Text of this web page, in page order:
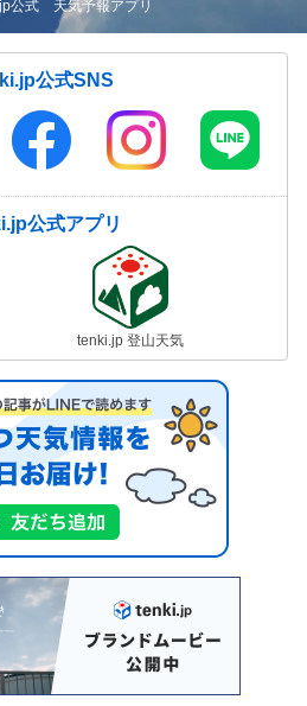
公式 天気予報アプリ
公式SNS
公式アプリ
tenki.jp 登山天気